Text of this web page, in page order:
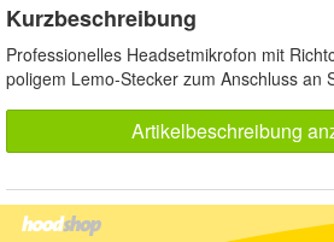
Kurzbeschreibung
Professionelles Headsetmikrofon mit
poligem Lemo-Stecker zum Anschluss an
Artikelbeschreibung